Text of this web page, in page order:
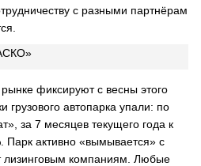
с разными партнёрам
фиксируют с весны этого
грузового автопарка упали: по
за 7 месяцев текущего года к
активно «вымывается» с
лизинговым компаниям. Любые